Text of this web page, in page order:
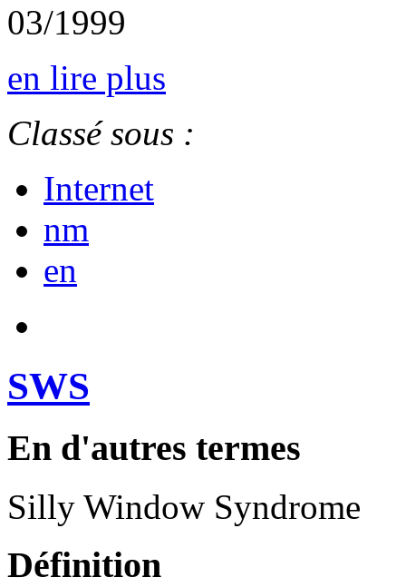
03/1999
en lire plus
Classé sous :
Internet
nm
en
SWS
En d'autres termes
Silly Window Syndrome
Définition